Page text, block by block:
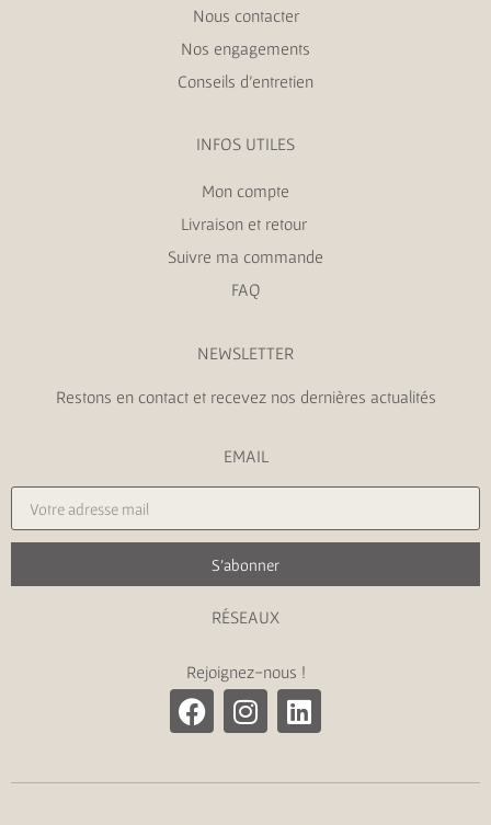
Nous contacter
Nos engagements
Conseils d’entretien
INFOS UTILES
Mon compte
Livraison et retour
Suivre ma commande
FAQ
NEWSLETTER
Restons en contact et recevez nos dernières actualités
EMAIL
S'abonner
RÉSEAUX
Rejoignez-nous !